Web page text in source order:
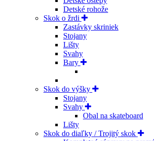
Detské rohože
Skok o žrdi
Zastávky skriniek
Stojany
Lišty
Svahy
Bary
Skok do výšky
Stojany
Svahy
Obal na skateboard
Lišty
Skok do diaľky / Trojitý skok